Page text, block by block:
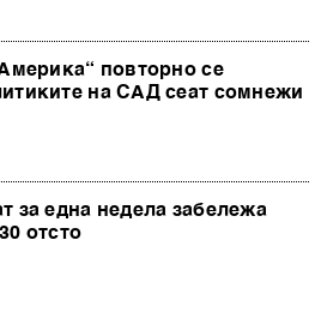
повторно се
на САД сеат сомнежи
за една недела забележа
отсто